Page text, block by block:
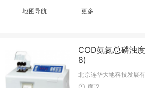
地图导航 更多
COD氨氮总磷浊
8)
北京连华大地科技发展